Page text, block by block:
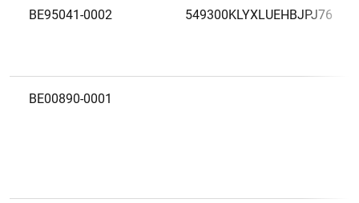
BE95041-0002 549300KLYXLUEHBJPJ76
BE00890-0001